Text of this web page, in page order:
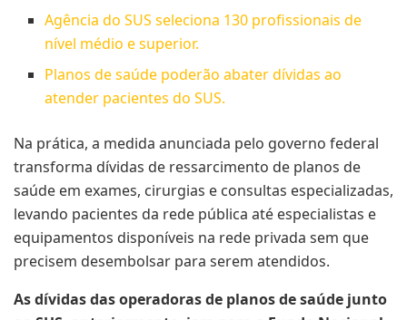
Agência do SUS seleciona 130 profissionais de
nível médio e superior.
Planos de saúde poderão abater dívidas ao
atender pacientes do SUS.
Na prática, a medida anunciada pelo governo federal
transforma dívidas de ressarcimento de planos de
saúde em exames, cirurgias e consultas especializadas,
levando pacientes da rede pública até especialistas e
equipamentos disponíveis na rede privada sem que
precisem desembolsar para serem atendidos.
As dívidas das operadoras de planos de saúde junto